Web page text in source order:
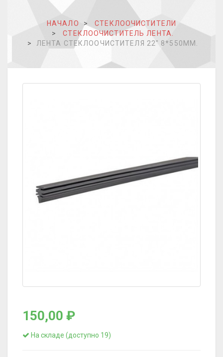
НАЧАЛО
СТЕКЛООЧИСТИТЕЛИ
СТЕКЛООЧИСТИТЕЛЬ ЛЕНТА.
ЛЕНТА СТЕКЛООЧИСТИТЕЛЯ 22" 8*550ММ.
150,00 ₽
На складе (доступно 19)